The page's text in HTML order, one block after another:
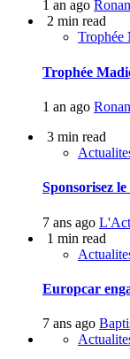
1 an ago
2 min read
Trophée
Trophée
1 an ago
3 min read
Sponsorisez
7 ans ago
1 min read
Europcar
7 ans ago